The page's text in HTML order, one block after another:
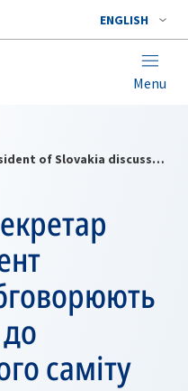
ENGLISH
Menu
NATO Secretary General and President of Slovakia discuss preparations for the Washington Summit
саміту